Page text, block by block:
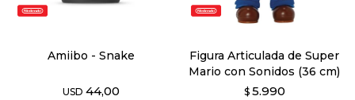
Amiibo - Snake
USD 44,00
Figura Articulada de Super
Mario con Sonidos (36 cm)
$ 5.990